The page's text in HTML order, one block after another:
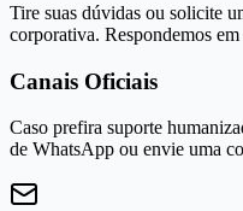
Tire suas dúvidas ou solicite
corporativa. Respondemos em
Canais Oficiais
Caso prefira suporte
de WhatsApp ou envie uma